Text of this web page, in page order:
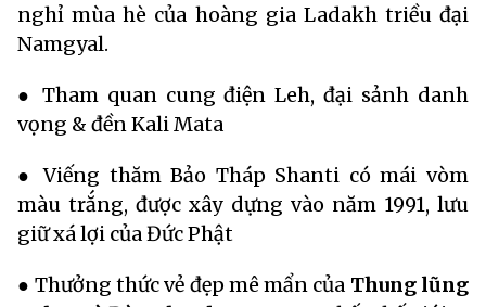
nghỉ mùa hè của hoàng gia Ladakh triều đại
Namgyal.
● Tham quan cung điện Leh, đại sảnh danh
vọng & đền Kali Mata
● Viếng thăm Bảo Tháp Shanti có mái vòm
màu trắng, được xây dựng vào năm 1991, lưu
giữ xá lợi của Đức Phật
● Thưởng thức vẻ đẹp mê mẩn của Thung lũng